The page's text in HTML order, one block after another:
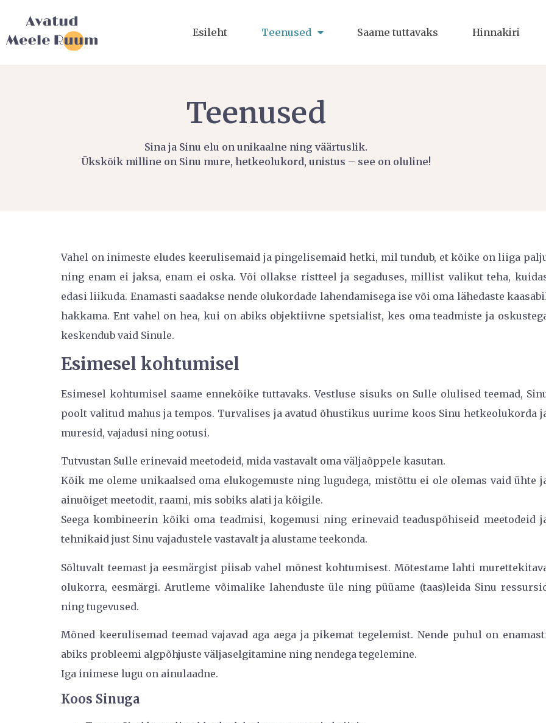
Esileht Teenused Saame tuttavaks Hinnakiri
Teenused
Sina ja Sinu elu on unikaalne ning väärtuslik.
Ükskõik milline on Sinu mure, hetkeolukord, unistus – see on oluline!
Vahel on inimeste eludes keerulisemaid ja pingelisemaid hetki, mil tundub, et kõike on liiga
ning enam ei jaksa, enam ei oska. Või ollakse ristteel ja segaduses, millist valikut teha,
edasi liikuda. Enamasti saadakse nende olukordade lahendamisega ise või oma lähedaste
hakkama. Ent vahel on hea, kui on abiks objektiivne spetsialist, kes oma teadmiste ja
keskendub vaid Sinule.
Esimesel kohtumisel
Esimesel kohtumisel saame ennekõike tuttavaks. Vestluse sisuks on Sulle olulised teemad,
poolt valitud mahus ja tempos. Turvalises ja avatud õhustikus uurime koos Sinu hetkeolukorda
muresid, vajadusi ning ootusi.
Tutvustan Sulle erinevaid meetodeid, mida vastavalt oma väljaõppele kasutan.
Kõik me oleme unikaalsed oma elukogemuste ning lugudega, mistõttu ei ole olemas vaid ühte
ainuõiget meetodit, raami, mis sobiks alati ja kõigile.
Seega kombineerin kõiki oma teadmisi, kogemusi ning erinevaid teaduspõhiseid meetodeid
tehnikaid just Sinu vajadustele vastavalt ja alustame teekonda.
Sõltuvalt teemast ja eesmärgist piisab vahel mõnest kohtumisest. Mõtestame lahti
olukorra, eesmärgi. Arutleme võimalike lahenduste üle ning püüame (taas)leida Sinu
ning tugevused.
Mõned keerulisemad teemad vajavad aga aega ja pikemat tegelemist. Nende puhul on
abiks probleemi algpõhjuste väljaselgitamine ning nendega tegelemine.
Iga inimese lugu on ainulaadne.
Koos Sinuga